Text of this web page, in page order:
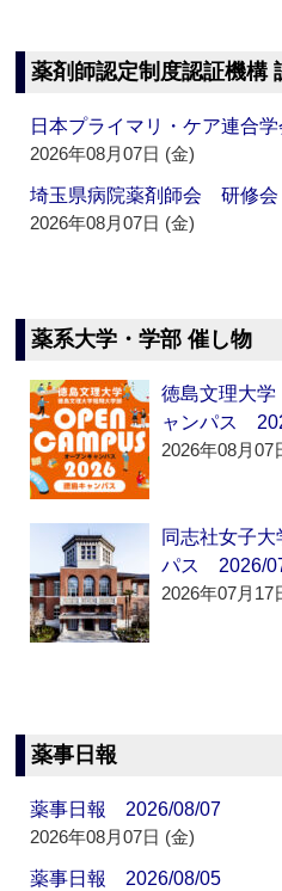
薬剤師認定制度認証機構
日本プライマリ・ケア連
2026年08月07日 (金)
埼玉県病院薬剤師会 研修
2026年08月07日 (金)
薬系大学・学部 催し物
徳島文理大
ャンパス
2026年08月07
同志社女子
パス 2026/
2026年07月17
薬事日報
薬事日報 2026/08/07
2026年08月07日 (金)
薬事日報 2026/08/05